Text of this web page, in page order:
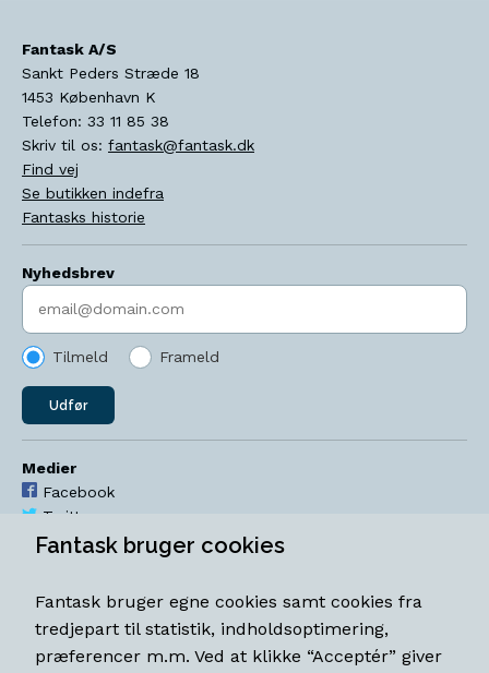
Fantask A/S
Sankt Peders Stræde 18
1453 København K
Telefon: 33 11 85 38
Skriv til os: fantask@fantask.dk
Find vej
Se butikken indefra
Fantasks historie
Nyhedsbrev
Indtast søgeord
Tilmeld Frameld
Udfør
Medier
Facebook
Twitter
YouTube
Åbningstider
Mandag-torsdag 11-18
Fredag 11-18.30
Fantask bruger cookies
Fantask bruger egne cookies samt cookies fra
tredjepart til statistik, indholdsoptimering,
præferencer m.m. Ved at klikke “Acceptér” giver